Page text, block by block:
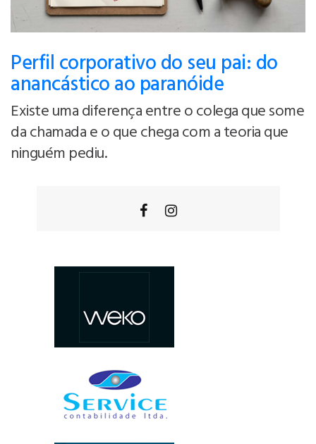
Perfil corporativo do seu pai: do
anancástico ao paranóide
Existe uma diferença entre o colega que some
da chamada e o que chega com a teoria que
ninguém pediu.